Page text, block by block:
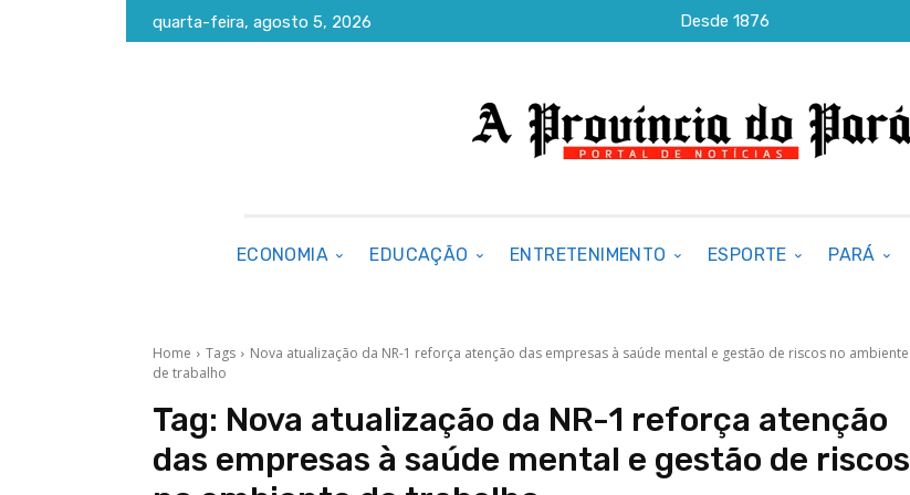
quarta-feira, agosto 5, 2026 Desde 1876
ECONOMIA EDUCAÇÃO ENTRETENIMENTO ESPORTE PARÁ
Home Tags
Nova atualização da NR-1 reforça atenção das empresas à saúde mental e gestão de riscos no ambiente
de trabalho
Tag: Nova atualização da NR-1 reforça atenção
das empresas à saúde mental e gestão de riscos